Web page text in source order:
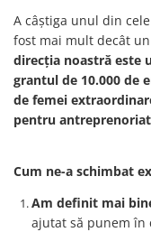
A câștiga unul din
fost mai mult decât
direcția noastră este
grantul de 10.000 de
de femei
pentru
Cum ne-a schimbat
Am definit mai
ajutat să punem în